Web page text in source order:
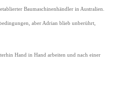
Baumaschinenhändler in Australien.
aber Adrian blieb unberührt,
Hand in Hand arbeiten und nach einer